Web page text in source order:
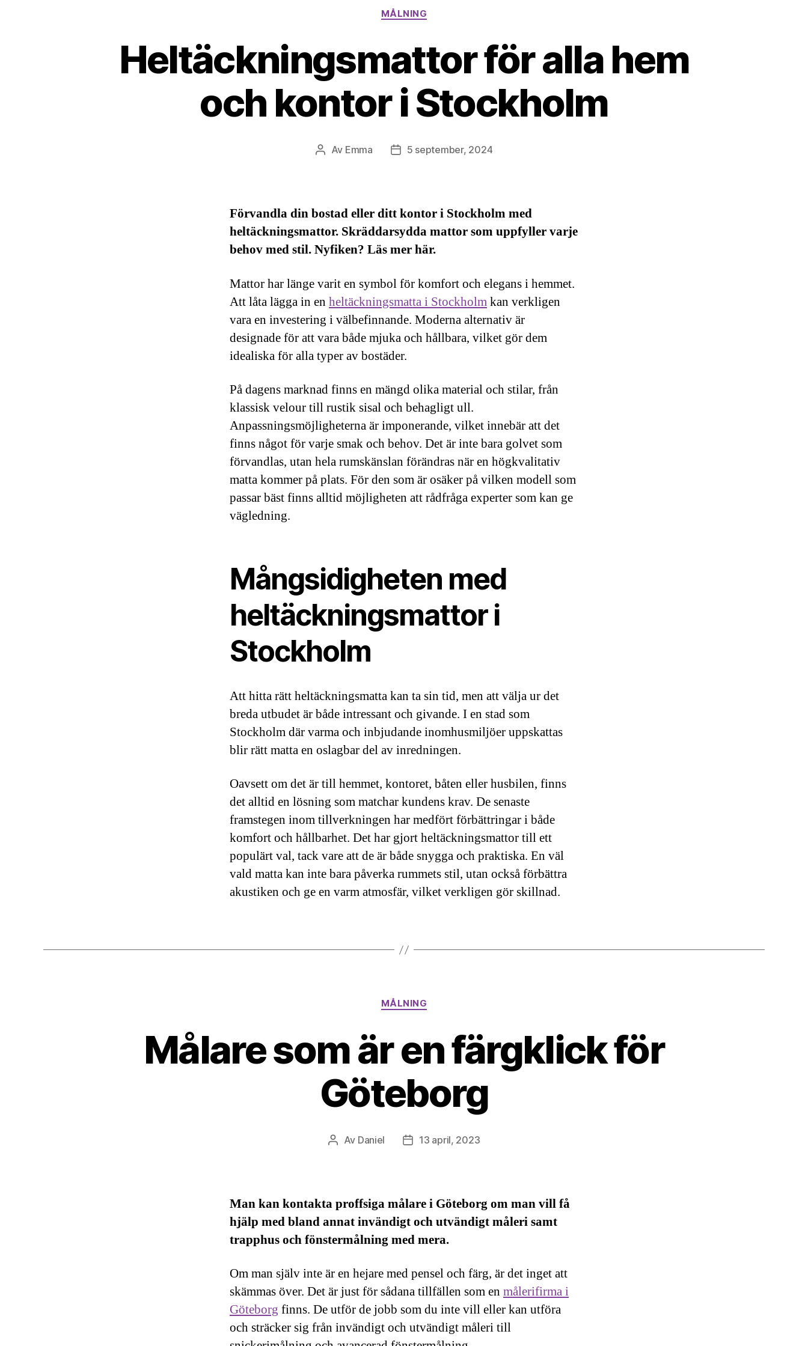
Kategorier
MÅLNING
Heltäckningsmattor för alla hem
och kontor i Stockholm
Inläggsförfattare
Av Emma Inläggsdatum
5 september, 2024
Förvandla din bostad eller ditt kontor i Stockholm med
heltäckningsmattor. Skräddarsydda mattor som uppfyller varje
behov med stil. Nyfiken? Läs mer här.
Mattor har länge varit en symbol för komfort och elegans i hemmet.
Att låta lägga in en heltäckningsmatta i Stockholmkan verkligen
vara en investering i välbefinnande. Moderna alternativ är
designade för att vara både mjuka och hållbara, vilket gör dem
idealiska för alla typer av bostäder.
På dagens marknad finns en mängd olika material och stilar, från
klassisk velour till rustik sisal och behagligt ull.
Anpassningsmöjligheterna är imponerande, vilket innebär att det
finns något för varje smak och behov. Det är inte bara golvet som
förvandlas, utan hela rumskänslan förändras när en högkvalitativ
matta kommer på plats. För den som är osäker på vilken modell som
passar bäst finns alltid möjligheten att rådfråga experter som kan ge
vägledning.
Mångsidigheten med
heltäckningsmattor i
Stockholm
Att hitta rätt heltäckningsmatta kan ta sin tid, men att välja ur det
breda utbudet är både intressant och givande. I en stad som
Stockholm där varma och inbjudande inomhusmiljöer uppskattas
blir rätt matta en oslagbar del av inredningen.
Oavsett om det är till hemmet, kontoret, båten eller husbilen, finns
det alltid en lösning som matchar kundens krav. De senaste
framstegen inom tillverkningen har medfört förbättringar i både
komfort och hållbarhet. Det har gjort heltäckningsmattor till ett
populärt val, tack vare att de är både snygga och praktiska. En väl
vald matta kan inte bara påverka rummets stil, utan också förbättra
akustiken och ge en varm atmosfär, vilket verkligen gör skillnad.
Kategorier
MÅLNING
Målare som är en färgklick för
Göteborg
Inläggsförfattare
Av Daniel Inläggsdatum
13 april, 2023
Man kan kontakta proffsiga målare i Göteborg om man vill få
hjälp med bland annat invändigt och utvändigt måleri samt
trapphus och fönstermålning med mera.
Om man själv inte är en hejare med pensel och färg, är det inget att
skämmas över. Det är just för sådana tillfällen som en målerifirma i
Göteborg finns. De utför de jobb som du inte vill eller kan utföra
och sträcker sig från invändigt och utvändigt måleri till